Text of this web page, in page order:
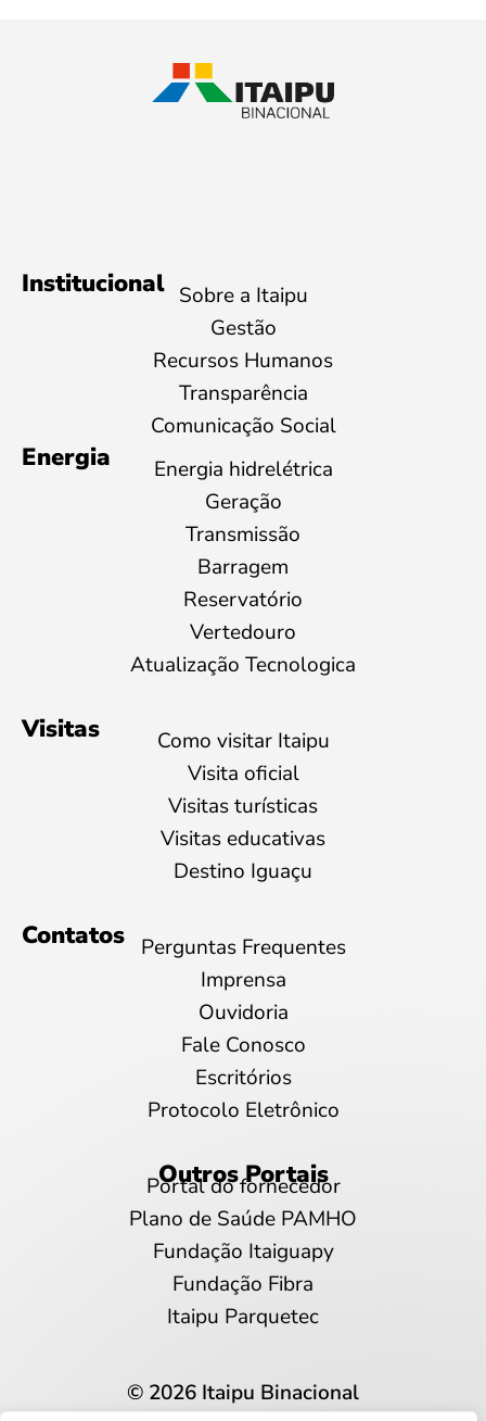
Institucional Sobre a Itaipu
Gestão
Recursos Humanos
Transparência
Comunicação Social
Energia
Energia hidrelétrica
Geração
Transmissão
Barragem
Reservatório
Vertedouro
Atualização Tecnologica
Visitas
Como visitar Itaipu
Visita oficial
Visitas turísticas
Visitas educativas
Destino Iguaçu
Contatos
Perguntas Frequentes
Imprensa
Ouvidoria
Fale Conosco
Escritórios
Protocolo Eletrônico
Outros Portais
Portal do fornecedor
Plano de Saúde PAMHO
Fundação Itaiguapy
Fundação Fibra
Itaipu Parquetec
© 2026 Itaipu Binacional